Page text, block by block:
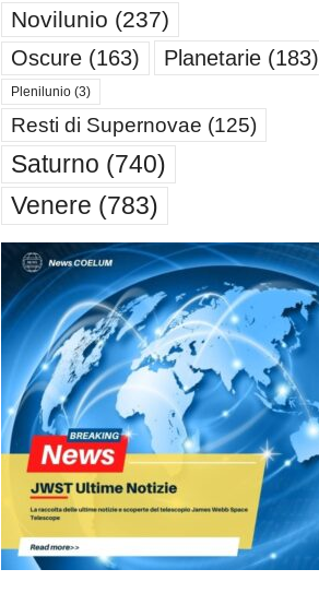
Novilunio (237)
Oscure(163) Planetarie(183)
Plenilunio(3)
Resti di Supernovae (125)
Saturno (740)
Venere (783)